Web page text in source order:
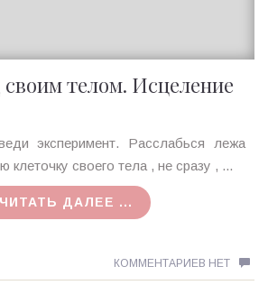
своим телом. Исцеление
эксперимент. Расслабься лежа
клеточку своего тела , не сразу , ...
ЧИТАТЬ ДАЛЕЕ ...
КОММЕНТАРИЕВ НЕТ